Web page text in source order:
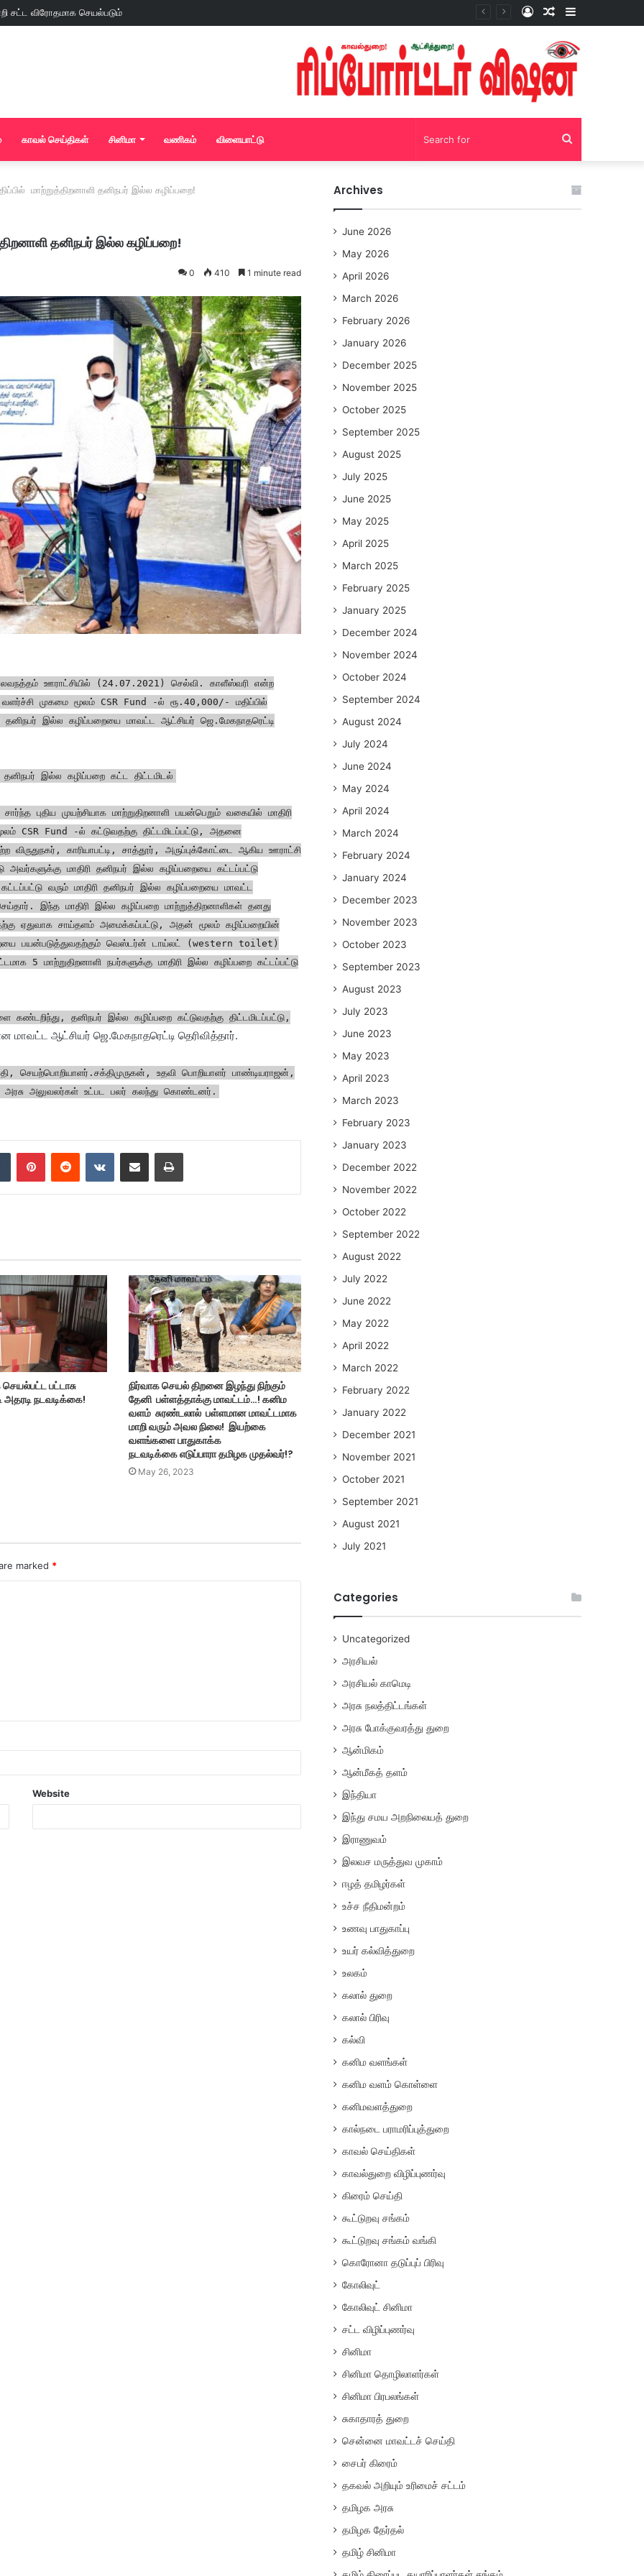
Sidebar
Random
Log
காவல் செய்திகள் சினிமா வணிகம் விளையாட்டு Search
மாற்றுத்திறனாளி தனிநபர் இல்ல கழிப்பறை!
தனிநபர் இல்ல கழிப்பறை!
0 410 1 minute read
ஊராட்சியில் (24.07.2021) செல்வி. காளீஸ்வரி என்ற
வளர்ச்சி முகமை மூலம் CSR Fund -ல் ரூ.40,000/- மதிப்பில்
தனிநபர் இல்ல கழிப்பறையை மாவட்ட ஆட்சியர் ஜெ.மேகநாதரெட்டி
இல்ல கழிப்பறை கட்ட திட்டமிடல்
புதிய முயற்சியாக மாற்றுதிறனாளி பயன்பெறும் வகையில் மாதிரி
CSR Fund -ல் கட்டுவதற்கு திட்டமிடப்பட்டு, அதனை
காரியாபட்டி, சாத்தூர், அருப்புக்கோட்டை ஆகிய ஊராட்சி
மாதிரி தனிநபர் இல்ல கழிப்பறையை கட்டப்பட்டு
வரும் மாதிரி தனிநபர் இல்ல கழிப்பறையை மாவட்ட
இந்த மாதிரி இல்ல கழிப்பறை மாற்றுத்திறனாளிகள் தனது
ஏதுவாக சாய்தளம் அமைக்கப்பட்டு, அதன் மூலம் கழிப்பறையின்
பயன்படுத்துவதற்கும் வெஸ்டர்ன் டாய்லட் (western toilet)
5 மாற்றுதிறனாளி நபர்களுக்கு மாதிரி இல்ல கழிப்பறை கட்டப்பட்டு
கண்டறிந்து, தனிநபர் இல்ல கழிப்பறை கட்டுவதற்கு திட்டமிடப்பட்டு,
மாவட்ட ஆட்சியர் ஜெ.மேகநாதரெட்டி தெரிவித்தார்.
உதவி பொறியாளர் பாண்டியராஜன்,
அரசு அலுவலர்கள் உட்பட பலர் கலந்து கொண்டனர்.
Tumblr PinterestReddit VKontakteShare via Email Print
பட்டாசு
நடவடிக்கை!
நிர்வாக செயல் திறனை இழந்து நிற்கும்
தேனி பள்ளத்தாக்கு மாவட்டம்…! கனிம
வளம் சுரண்டலால் பள்ளமான மாவட்டமாக
மாறி வரும் அவல நிலை! இயற்கை
வளங்களை பாதுகாக்க
நடவடிக்கை எடுப்பாரா தமிழக முதல்வர்!?
May 26, 2023
marked *
Website
Archives
June 2026
May 2026
April 2026
March 2026
February 2026
January 2026
December 2025
November 2025
October 2025
September 2025
August 2025
July 2025
June 2025
May 2025
April 2025
March 2025
February 2025
January 2025
December 2024
November 2024
October 2024
September 2024
August 2024
July 2024
June 2024
May 2024
April 2024
March 2024
February 2024
January 2024
December 2023
November 2023
October 2023
September 2023
August 2023
July 2023
June 2023
May 2023
April 2023
March 2023
February 2023
January 2023
December 2022
November 2022
October 2022
September 2022
August 2022
July 2022
June 2022
May 2022
April 2022
March 2022
February 2022
January 2022
December 2021
November 2021
October 2021
September 2021
August 2021
July 2021
Categories
Uncategorized
அரசியல்
அரசியல் காமெடி
அரசு நலத்திட்டங்கள்
அரசு போக்குவரத்து துறை
ஆன்மிகம்
ஆன்மீகத் தளம்
இந்தியா
இந்து சமய அறநிலையத் துறை
இராணுவம்
இலவச மருத்துவ முகாம்
ஈழத் தமிழர்கள்
உச்ச நீதிமன்றம்
உணவு பாதுகாப்பு
உயர் கல்வித்துறை
உலகம்
கலால் துறை
கலால் பிரிவு
கல்வி
கனிம வளங்கள்
கனிம வளம் கொள்ளை
கனிமவளத்துறை
கால்நடை பராமரிப்புத்துறை
காவல் செய்திகள்
காவல்துறை விழிப்புணர்வு
கிரைம் செய்தி
கூட்டுறவு சங்கம்
கூட்டுறவு சங்கம் வங்கி
கொரோனா தடுப்புப் பிரிவு
கோலிவுட்
கோலிவுட் சினிமா
சட்ட விழிப்புணர்வு
சினிமா
சினிமா தொழிலாளர்கள்
சினிமா பிரபலங்கள்
சுகாதாரத் துறை
சென்னை மாவட்டச் செய்தி
சைபர் கிரைம்
தகவல் அறியும் உரிமைச் சட்டம்
தமிழக அரசு
தமிழக தேர்தல்
தமிழ் சினிமா